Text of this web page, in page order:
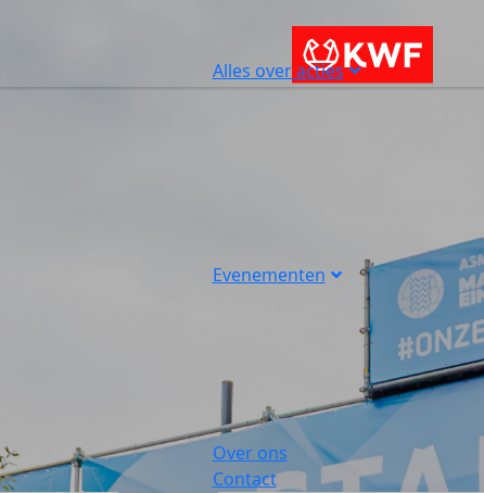
Alles over acties
Evenementen
Over ons
Contact